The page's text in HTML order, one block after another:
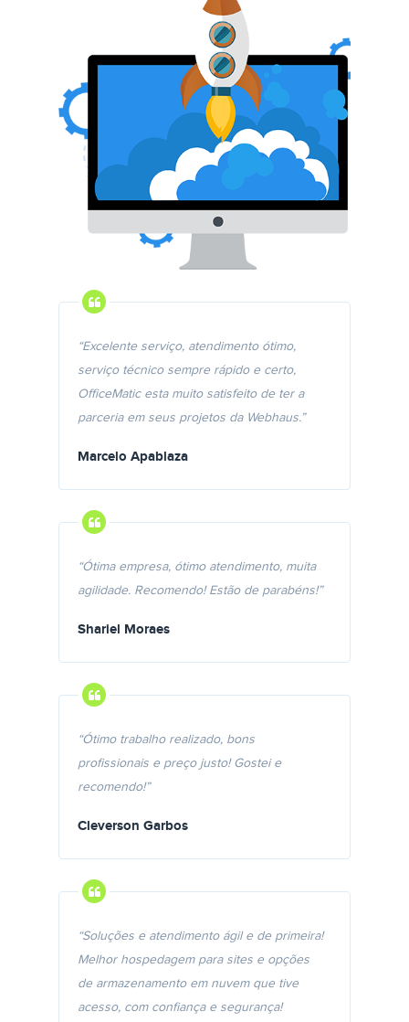
“Excelente serviço, atendimento ótimo,
serviço técnico sempre rápido e certo,
OfficeMatic esta muito satisfeito de ter a
parceria em seus projetos da Webhaus.”
Marcelo Apablaza
“Ótima empresa, ótimo atendimento, muita
agilidade. Recomendo! Estão de parabéns!”
Shariel Moraes
“Ótimo trabalho realizado, bons
profissionais e preço justo! Gostei e
recomendo!”
Cleverson Garbos
“Soluções e atendimento ágil e de primeira!
Melhor hospedagem para sites e opções
de armazenamento em nuvem que tive
acesso, com confiança e segurança!